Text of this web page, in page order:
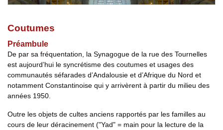
Coutumes
Préambule
De par sa fréquentation, la Synagogue de la rue des Tournelles
est aujourd’hui le syncrétisme des coutumes et usages des
communautés séfarades d’Andalousie et d’Afrique du Nord et
notamment Constantinoise qui y arrivèrent à partir du milieu des
années 1950.
Outre les objets de cultes anciens rapportés par les familles au
cours de leur déracinement ("Yad" = main pour la lecture de la